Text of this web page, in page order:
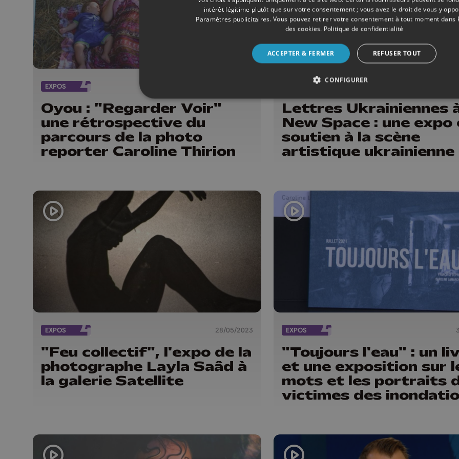
EXPOS
Oyou : "Regarder Voir"
une rétrospective du
parcours de la photo
reporter Caroline Thirion
Lettres Ukrainiennes
New Space : une expo
soutien à la scène
artistique ukrainienne
EXPOS 28/05/2023
"Feu collectif", l'expo de la
photographe Layla Saâd à
la galerie Satellite
EXPOS
"Toujours l'eau" : un
et une exposition sur
mots et les portraits
victimes des
intérêt légitime plutôt que sur votre consentement ; vous avez le droit de vous y
Paramètres publicitaires. Vous pouvez retirer votre consentement à tout moment dans
des cookies. Politique de confidentialité
ACCEPTER & FERMER REFUSER TOUT
CONFIGURER